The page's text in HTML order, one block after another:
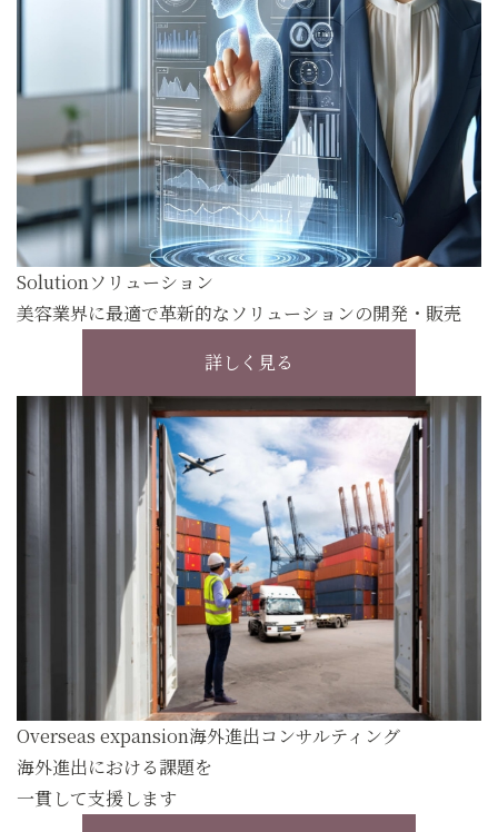
Solutionソリューション
美容業界に最適で革新的なソリューションの開発・販売
詳しく見る
Overseas expansion海外進出コンサルティング
海外進出における課題を
一貫して支援します